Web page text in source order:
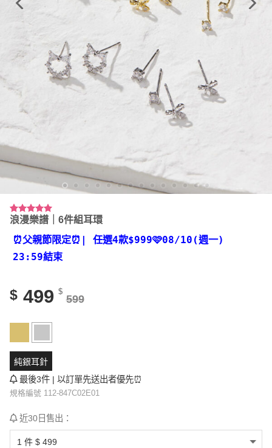
評分4.94
18
位顧客進
行評分
浪漫樂譜｜6件組耳環
⏰父親節限定⏰ | 任選4款$999🩷08/10(週一)
23:59結束
$ 499 $
599
純銀耳針
最後3件 | 以訂單先送出者優先⏰
規格編號 112-847C02E01
近30日售出：